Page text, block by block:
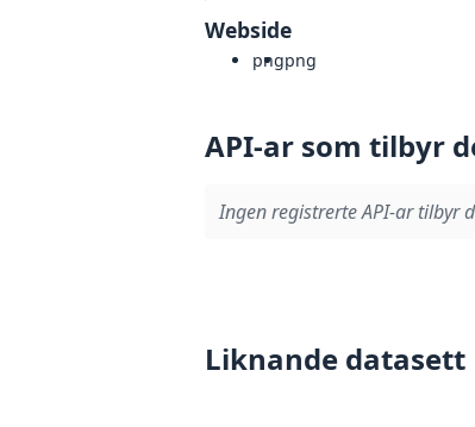
Webside
pngpng
API-ar som tilbyr
Ingen registrerte API-ar tilbyr
Liknande datasett